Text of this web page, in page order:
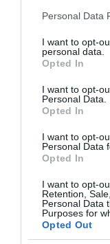
Please note that
not limited to your
grant or deny
use your data for
consent section.
Personal Data
I want to opt-
personal data.
Opted In
I want to opt-
Personal Data.
Opted In
I want to opt-
Personal Data
Opted In
I want to opt-
Retention,
Personal Data
Purposes for
Opted Out
Μουσικός
Χωνάκι ή
αυτά τα 5
παγωτατζίδικα